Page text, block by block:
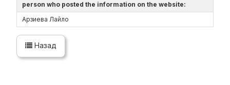
person who posted the information on the website:
Арзиева Лайло
Назад